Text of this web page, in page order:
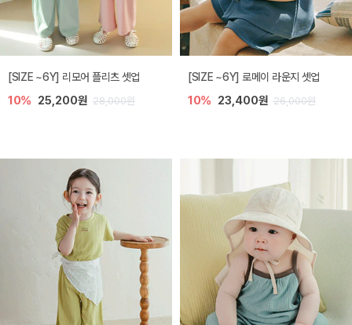
[SIZE ~6Y] 리모어 플리츠 셋업
10% 25,200원 28,000원
[SIZE ~6Y] 로메이 라운지 셋업
10% 23,400원 26,000원